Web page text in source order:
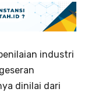
industri
dinilai dari